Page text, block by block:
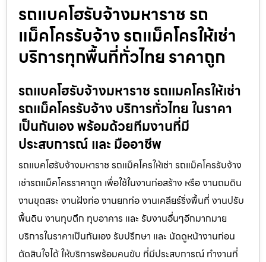
รถแบคโฮรับจ้างมหาราช รถ
แม็คโครรับจ้าง รถแม็คโครให้เช่า
บริการทุกพื้นที่ทั่วไทย ราคาถูก
รถแบคโฮรับจ้างมหาราช รถแมคโครให้เช่า
รถแม็คโครรับจ้าง บริการทั่วไทย ในราคา
เป็นกันเอง พร้อมด้วยทีมงานที่มี
ประสบการณ์ และ มืออาชีพ
รถแบคโฮรับจ้างมหาราช รถแม็คโครให้เช่า รถแม็คโครรับจ้าง
เช่ารถแม็คโครราคาถูก เพื่อใช้ในงานก่อสร้าง หรือ งานถมดิน
งานขุดสระ งานฝังท่อ งานยกท่อ งานเคลียร์ริ่งพื้นที่ งานปรับ
พื้นดิน งานทุบตึก ทุบอาคาร และ รับงานอื่นๆอีกมากมาย
บริการในราคาเป็นกันเอง รับปรึกษา และ นัดดูหน้างานก่อน
ตัดสินใจได้ ให้บริการพร้อมคนขับ ที่มีประสบการณ์ ทำงานที่